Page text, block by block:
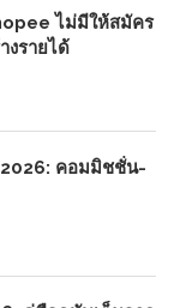
ไม่มีให้สมัคร
งรายได้
คอมมิชชั่น-